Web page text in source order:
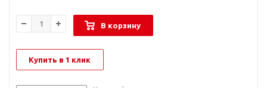
В корзину
Купить в 1 клик